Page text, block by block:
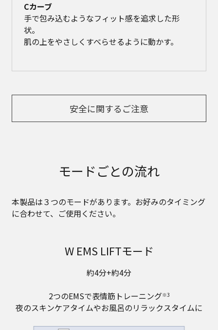
Cカーブ
手で包み込むようなフィット感を追求した形
状。
肌の上をやさしくすべらせるように動かす。
安全に関するご注意
モードごとの流れ
本製品は３つのモードがあります。お好みのタイミング
に合わせて、ご使用ください。
W EMS LIFTモード
約4分+約4分
2つのEMSで表情筋トレーニング※3
夜のスキンケアタイムやお風呂のリラックスタイムに